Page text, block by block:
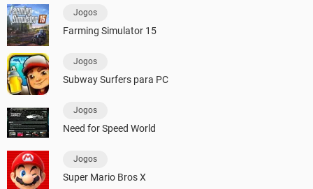
Jogos
Farming Simulator 15
Jogos
Subway Surfers para PC
Jogos
Need for Speed World
Jogos
Super Mario Bros X